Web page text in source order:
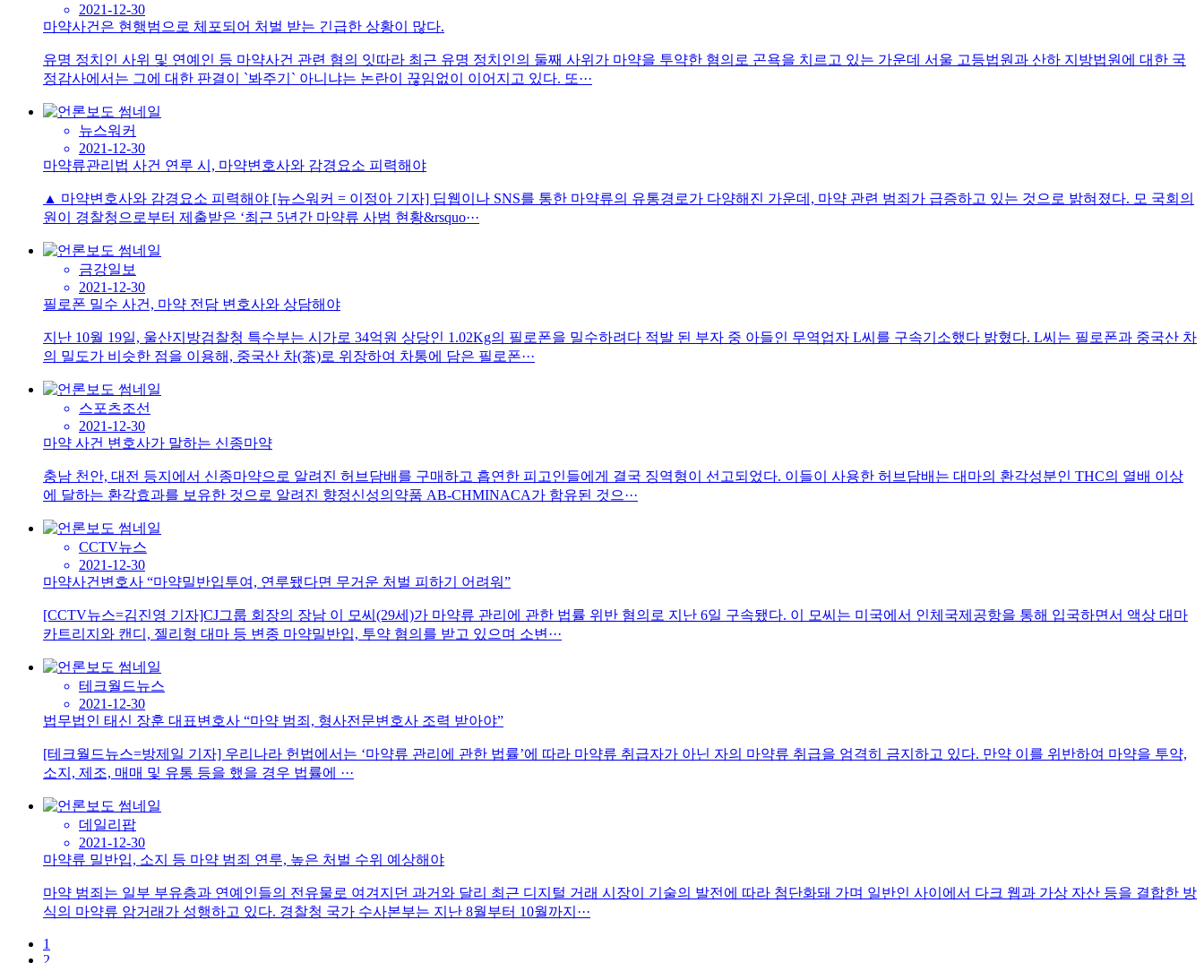
2021-12-30
마약사건은 현행범으로 체포되어 처벌 받는 긴급한 상황이 많다.
유명 정치인 사위 및 연예인 등 마약사건 관련 혐의 잇따라 최근 유명 정치인의 둘째 사위가 마약을 투약한 혐의로 곤욕을 치르고 있는 가운데 서울 고등법원과 산하 지방법원에 대한 국
정감사에서는 그에 대한 판결이 `봐주기` 아니냐는 논란이 끊임없이 이어지고 있다. 또···
뉴스워커
2021-12-30
마약류관리법 사건 연루 시, 마약변호사와 감경요소 피력해야
▲ 마약변호사와 감경요소 피력해야 [뉴스워커 = 이정아 기자] 딥웹이나 SNS를 통한 마약류의 유통경로가 다양해진 가운데, 마약 관련 범죄가 급증하고 있는 것으로 밝혀졌다. 모 국회의
원이 경찰청으로부터 제출받은 ‘최근 5년간 마약류 사범 현황&rsquo···
금강일보
2021-12-30
필로폰 밀수 사건, 마약 전담 변호사와 상담해야
지난 10월 19일, 울산지방검찰청 특수부는 시가로 34억원 상당인 1.02Kg의 필로폰을 밀수하려다 적발 된 부자 중 아들인 무역업자 L씨를 구속기소했다 밝혔다. L씨는 필로폰과 중국산 차
의 밀도가 비슷한 점을 이용해, 중국산 차(茶)로 위장하여 차통에 담은 필로폰···
스포츠조선
2021-12-30
마약 사건 변호사가 말하는 신종마약
충남 천안, 대전 등지에서 신종마약으로 알려진 허브담배를 구매하고 흡연한 피고인들에게 결국 징역형이 선고되었다. 이들이 사용한 허브담배는 대마의 환각성분인 THC의 열배 이상
에 달하는 환각효과를 보유한 것으로 알려진 향정신성의약품 AB-CHMINACA가 함유된 것으···
CCTV뉴스
2021-12-30
마약사건변호사 “마약밀반입투여, 연루됐다면 무거운 처벌 피하기 어려워”
[CCTV뉴스=김진영 기자]CJ그룹 회장의 장남 이 모씨(29세)가 마약류 관리에 관한 법률 위반 혐의로 지난 6일 구속됐다. 이 모씨는 미국에서 인체국제공항을 통해 입국하면서 액상 대마
카트리지와 캔디, 젤리형 대마 등 변종 마약밀반입, 투약 혐의를 받고 있으며 소변···
테크월드뉴스
2021-12-30
법무법인 태신 장훈 대표변호사 “마약 범죄, 형사전문변호사 조력 받아야”
[테크월드뉴스=방제일 기자] 우리나라 헌법에서는 ‘마약류 관리에 관한 법률’에 따라 마약류 취급자가 아닌 자의 마약류 취급을 엄격히 금지하고 있다. 만약 이를 위반하여 마약을 투약,
소지, 제조, 매매 및 유통 등을 했을 경우 법률에 ···
데일리팝
2021-12-30
마약류 밀반입, 소지 등 마약 범죄 연루, 높은 처벌 수위 예상해야
마약 범죄는 일부 부유층과 연예인들의 전유물로 여겨지던 과거와 달리 최근 디지털 거래 시장이 기술의 발전에 따라 첨단화돼 가며 일반인 사이에서 다크 웹과 가상 자산 등을 결합한 방
식의 마약류 암거래가 성행하고 있다. 경찰청 국가 수사본부는 지난 8월부터 10월까지···
1
2